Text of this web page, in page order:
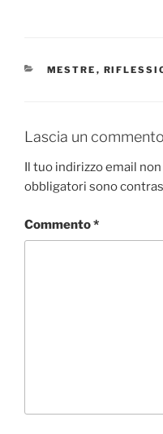
CATEGORIE
MESTRE ,
Lascia un commento
Il tuo indirizzo email
obbligatori sono
Commento*